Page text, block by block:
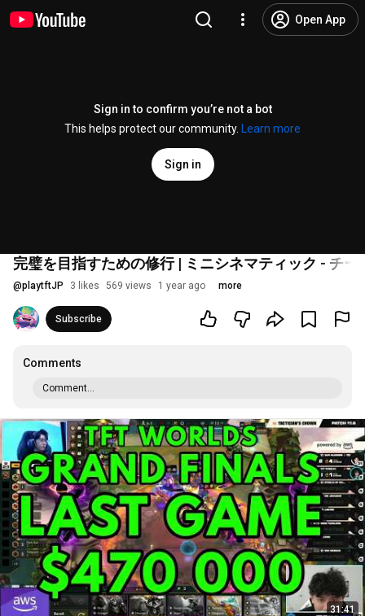
Open App
Sign in to confirm you’re not a bot
This helps protect our community.
Learn more
Sign in
完璧を目指すための修行 | ミニシネマティック - チ
@playtftJP 3 likes 569 views 1 year ago more
Subscribe
Comments
Comment...
31:41